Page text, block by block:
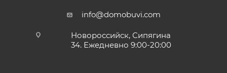
info@domobuvi.com
Новороссийск, Сипягина
34. Ежедневно 9:00-20:00